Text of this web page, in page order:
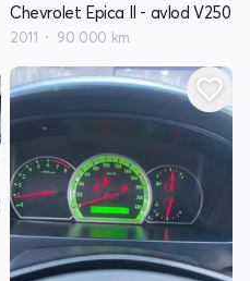
Chevrolet Epica II - avlod V250
2011 90 000 km